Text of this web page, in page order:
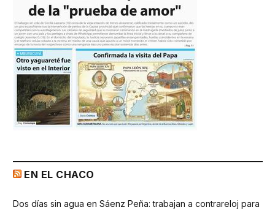
EN EL CHACO
Dos días sin agua en Sáenz Peña: trabajan a contrareloj para